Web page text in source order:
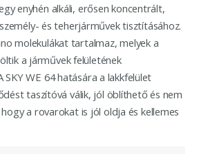
enyhén alkáli, erősen koncentrált,
és teherjárművek tisztításához.
molekulákat tartalmaz, melyek a
a járművek felületének
WE 64 hatására a lakkfelület
taszítóvá válik, jól öblíthető és nem
a rovarokat is jól oldja és kellemes